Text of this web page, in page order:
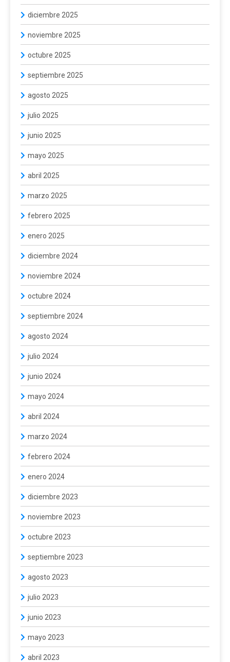
diciembre 2025
noviembre 2025
octubre 2025
septiembre 2025
agosto 2025
julio 2025
junio 2025
mayo 2025
abril 2025
marzo 2025
febrero 2025
enero 2025
diciembre 2024
noviembre 2024
octubre 2024
septiembre 2024
agosto 2024
julio 2024
junio 2024
mayo 2024
abril 2024
marzo 2024
febrero 2024
enero 2024
diciembre 2023
noviembre 2023
octubre 2023
septiembre 2023
agosto 2023
julio 2023
junio 2023
mayo 2023
abril 2023